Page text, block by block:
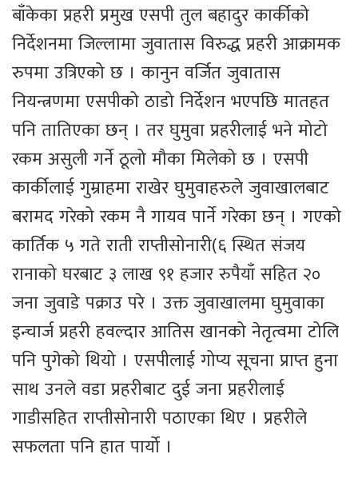
बाँकेका प्रहरी प्रमुख एसपी तुल बहादुर कार्कीको
निर्देशनमा जिल्लामा जुवातास विरुद्ध प्रहरी आक्रामक
रुपमा उत्रिएको छ । कानुन वर्जित जुवातास
नियन्त्रणमा एसपीको ठाडो निर्देशन भएपछि मातहत
पनि तातिएका छन् । तर घुमुवा प्रहरीलाई भने मोटो
रकम असुली गर्ने ठूलो मौका मिलेको छ । एसपी
कार्कीलाई गुम्राहमा राखेर घुमुवाहरुले जुवाखालबाट
बरामद गरेको रकम नै गायव पार्ने गरेका छन् । गएको
कार्तिक ५ गते राती राप्तीसोनारी(६ स्थित संजय
रानाको घरबाट ३ लाख ९१ हजार रुपैयाँ सहित २०
जना जुवाडे पक्राउ परे । उक्त जुवाखालमा घुमुवाका
इन्चार्ज प्रहरी हवल्दार आतिस खानको नेतृत्वमा टोलि
पनि पुगेको थियो । एसपीलाई गोप्य सूचना प्राप्त हुना
साथ उनले वडा प्रहरीबाट दुई जना प्रहरीलाई
गाडीसहित राप्तीसोनारी पठाएका थिए । प्रहरीले
सफलता पनि हात पार्यो ।